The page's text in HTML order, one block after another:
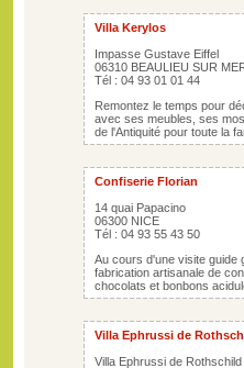
Villa Kerylos
Impasse Gustave Eiffel
06310 BEAULIEU SUR
Tél : 04 93 01 01 44
Remontez le temps pour
avec ses meubles, ses
de l'Antiquité pour toute la
Confiserie Florian
14 quai Papacino
06300 NICE
Tél : 04 93 55 43 50
Au cours d'une visite guide
fabrication artisanale de
chocolats et bonbons
Villa Ephrussi de
Villa Ephrussi de Rothschild